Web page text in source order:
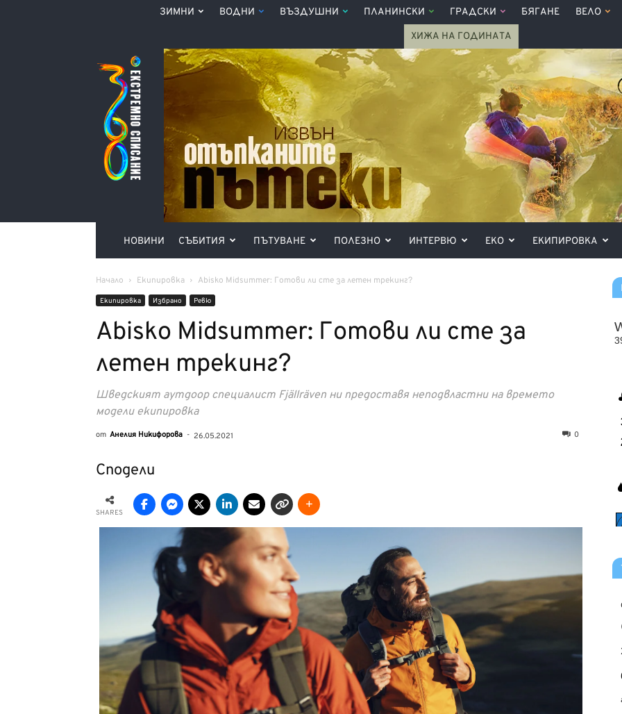
ЗИМНИ ВОДНИ ВЪЗДУШНИ ПЛАНИНСКИ ГРАДСКИ БЯГАНЕ ВЕЛО
ХИЖА НА ГОДИНАТА
Списание
360°
НОВИНИ СЪБИТИЯ ПЪТУВАНЕ ПОЛЕЗНО ИНТЕРВЮ ЕКО ЕКИПИРОВКА
Начало Екипировка Abisko Midsummer: Готови ли сте за летен трекинг?
Екипировка Избрано Ревю
Abisko Midsummer: Готови ли сте за
летен трекинг?
Шведският аутдоор специалист Fjällräven ни предоставя неподвластни на времето
модели екипировка
от Анелия Никифорова - 26.05.2021 0
Сподели
SHARES